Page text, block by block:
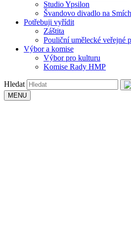
Studio Ypsilon
Švandovo divadlo na
Potřebuji vyřídit
Záštita
Pouliční umělecké veřejné
Výbor a komise
Výbor pro kulturu
Komise Rady HMP
Hledat
MENU